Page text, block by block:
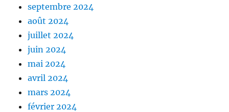
septembre 2024
août 2024
juillet 2024
juin 2024
mai 2024
avril 2024
mars 2024
février 2024